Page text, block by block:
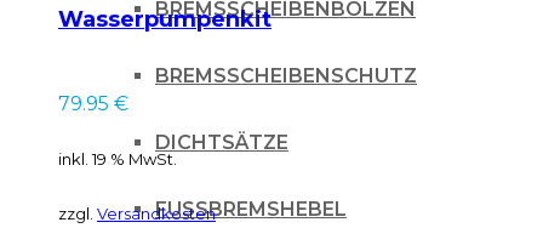
BREMSSCHEIBENBOLZEN
BREMSSCHEIBENSCHUTZ
DICHTSÄTZE
FUSSBREMSHEBEL
Wasserpumpenkit
450 525 99-06
79.95 €
inkl. 19 % MwSt.
zzgl. Versandkosten